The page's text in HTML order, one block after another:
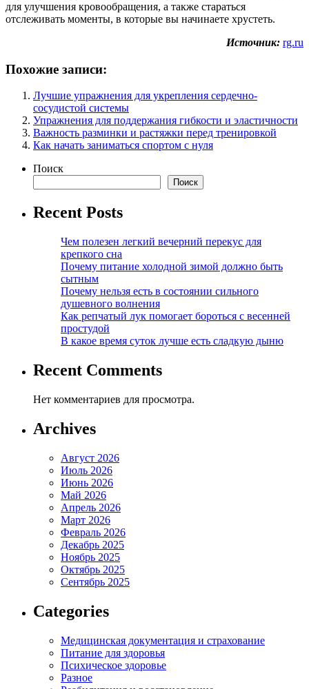
для улучшения кровообращения, а также стараться
отслеживать моменты, в которые вы начинаете хрустеть.
Источник: rg.ru
Похожие записи:
Лучшие упражнения для укрепления сердечно-
сосудистой системы
Упражнения для поддержания гибкости и эластичности
Важность разминки и растяжки перед тренировкой
Как начать заниматься спортом с нуля
Поиск
Поиск
Recent Posts
Чем полезен легкий вечерний перекус для
крепкого сна
Почему питание холодной зимой должно быть
сытным
Почему нельзя есть в состоянии сильного
душевного волнения
Как репчатый лук помогает бороться с весенней
простудой
В какое время суток лучше есть сладкую дыню
Recent Comments
Нет комментариев для просмотра.
Archives
Август 2026
Июль 2026
Июнь 2026
Май 2026
Апрель 2026
Март 2026
Февраль 2026
Декабрь 2025
Ноябрь 2025
Октябрь 2025
Сентябрь 2025
Categories
Медицинская документация и страхование
Питание для здоровья
Психическое здоровье
Разное